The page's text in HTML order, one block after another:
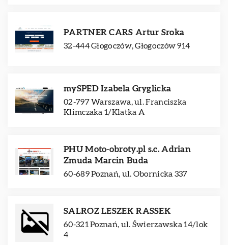
PARTNER CARS Artur Sroka
32-444 Głogoczów, Głogoczów 914
mySPED Izabela Gryglicka
02-797 Warszawa, ul. Franciszka
Klimczaka 1/Klatka A
PHU Moto-obroty.pl s.c. Adrian
Zmuda Marcin Buda
60-689 Poznań, ul. Obornicka 337
SALROZ LESZEK RASSEK
60-321 Poznań, ul. Świerzawska 14/lok
4